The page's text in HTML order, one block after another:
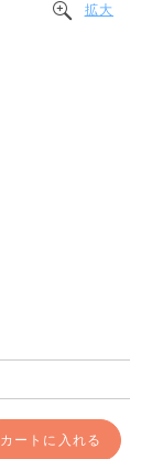
拡大
カートに入れる